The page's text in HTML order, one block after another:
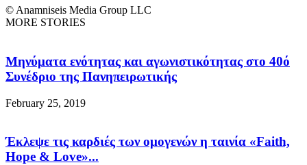
© Anamniseis Media Group LLC
MORE STORIES
Μηνύματα ενότητας και αγωνιστικότητας στο 40ό
Συνέδριο της Πανηπειρωτικής
February 25, 2019
Έκλεψε τις καρδιές των ομογενών η ταινία «Faith,
Hope & Love»...